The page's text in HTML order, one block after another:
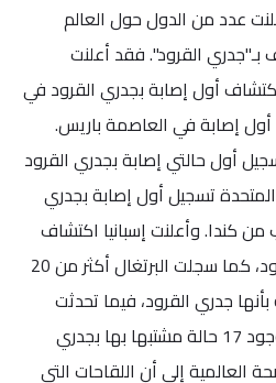
عدد من الدول حول العالم
القرود". فقد أعلنت
أول إصابة بجدري القرود في
إصابة في العاصمة باريس.
أول حالتي إصابة بجدري القرود
المتحدة تسجيل أول إصابة بجدري
وأعلنت إسبانيا اكتشاف
23 إصابة في مدريد بجدري القرود، كما سجلت البرتغال أكثر من 20
جدري القرود، فيما تحدثت
إدارة الصحة في مونتريال عن وجود 17 حالة مشتبها بها بجدري
العالمية إلى أن اللقاحات التي